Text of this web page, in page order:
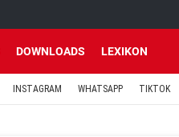
DOWNLOADS LEXIKON
INSTAGRAM WHATSAPP TIKTOK